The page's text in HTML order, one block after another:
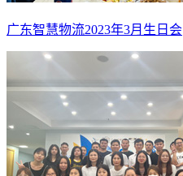
广东智慧物流2023年3月生日会